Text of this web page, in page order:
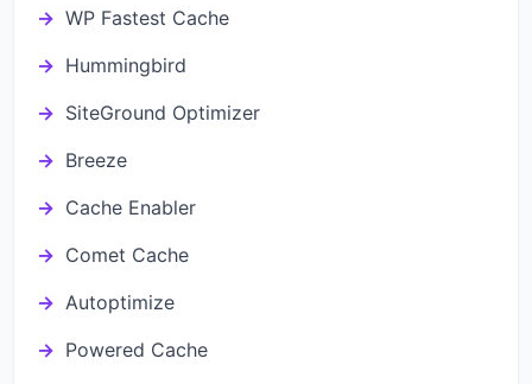
WP Fastest Cache
Hummingbird
SiteGround Optimizer
Breeze
Cache Enabler
Comet Cache
Autoptimize
Powered Cache